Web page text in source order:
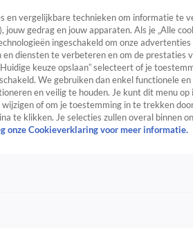
en vergelijkbare technieken om informatie te
gedrag en jouw apparaten. Als je „Alle
ingeschakeld om onze
diensten te verbeteren en om de prestaties
keuze opslaan” selecteert of je
We gebruiken dan enkel functionele
en veilig te houden. Je kunt dit menu op
of om je toestemming in te trekken
te klikken. Je selecties zullen overal binnen
onze Cookieverklaring voor meer informatie.